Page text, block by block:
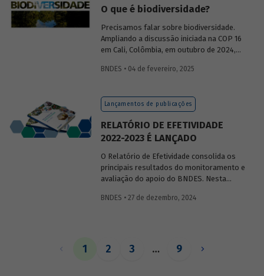
O que é biodiversidade?
Precisamos falar sobre biodiversidade.
Ampliando a discussão iniciada na COP 16
em Cali, Colômbia, em outubro de 2024,
(anteriormente divulgados sob forma de
os conceitos a ela relacionados, o
contexto atual das discussões sobre o
setores se relacionam com o assunto.
BNDES • 04 de fevereiro, 2025
Lançamentos de publicações
RELATÓRIO DE EFETIVIDADE
2022-2023 É LANÇADO
O Relatório de Efetividade consolida os
principais resultados do monitoramento e
avaliação do apoio do BNDES. Nesta
operacional, as entregas e os impactos
BNDES • 27 de dezembro, 2024
1 2 3 … 9